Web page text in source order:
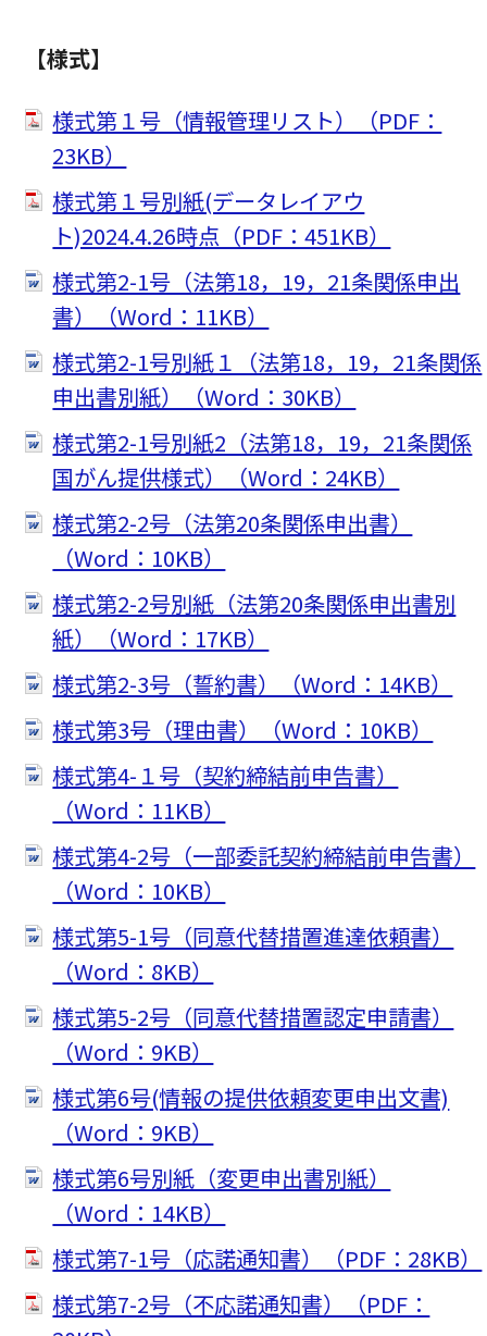
【様式】
様式第１号（情報管理リスト）（PDF：
23KB）
様式第１号別紙(データレイアウ
ト)2024.4.26時点（PDF：451KB）
様式第2-1号（法第18，19，21条関係申出
書）（Word：11KB）
様式第2-1号別紙１（法第18，19，21条関係
申出書別紙）（Word：30KB）
様式第2-1号別紙2（法第18，19，21条関係
国がん提供様式）（Word：24KB）
様式第2-2号（法第20条関係申出書）
（Word：10KB）
様式第2-2号別紙（法第20条関係申出書別
紙）（Word：17KB）
様式第2-3号（誓約書）（Word：14KB）
様式第3号（理由書）（Word：10KB）
様式第4-１号（契約締結前申告書）
（Word：11KB）
様式第4-2号（一部委託契約締結前申告書）
（Word：10KB）
様式第5-1号（同意代替措置進達依頼書）
（Word：8KB）
様式第5-2号（同意代替措置認定申請書）
（Word：9KB）
様式第6号(情報の提供依頼変更申出文書)
（Word：9KB）
様式第6号別紙（変更申出書別紙）
（Word：14KB）
様式第7-1号（応諾通知書）（PDF：28KB）
様式第7-2号（不応諾通知書）（PDF：